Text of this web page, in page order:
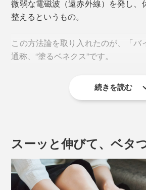
微弱な電磁波（遠赤外線）を発し、
整えるというもの。
この方法論を取り入れたのが、「バ
通称、“塗るベネクス”です。
休養学に基づきレシピを設計。皮膚
続きを読む
スーッと伸びて、ベタ